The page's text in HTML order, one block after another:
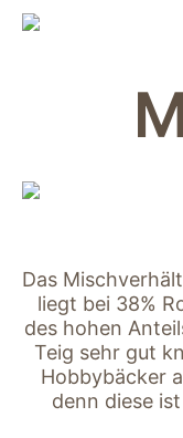
Skip
Das
liegt bei 38%
des hohen
Teig sehr gut
Hobbybäcker
denn diese